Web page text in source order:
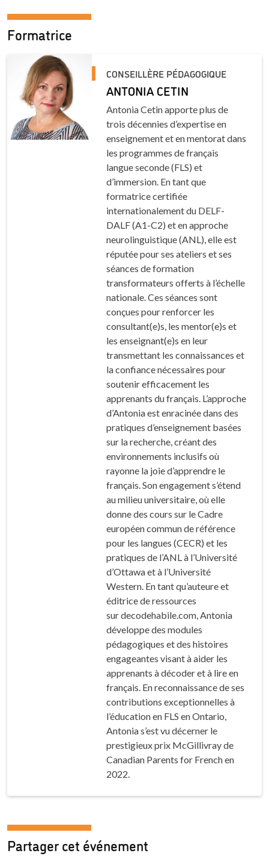
Formatrice
CONSEILLÈRE PÉDAGOGIQUE
ANTONIA CETIN
Antonia Cetin apporte plus de
trois décennies d’expertise en
enseignement et en mentorat dans
les programmes de français
langue seconde (FLS) et
d’immersion. En tant que
formatrice certifiée
internationalement du DELF-
DALF (A1-C2) et en approche
neurolinguistique (ANL), elle est
réputée pour ses ateliers et ses
séances de formation
transformateurs offerts à l’échelle
nationale. Ces séances sont
conçues pour renforcer les
consultant(e)s, les mentor(e)s et
les enseignant(e)s en leur
transmettant les connaissances et
la confiance nécessaires pour
soutenir efficacement les
apprenants du français. L’approche
d’Antonia est enracinée dans des
pratiques d’enseignement basées
sur la recherche, créant des
environnements inclusifs où
rayonne la joie d’apprendre le
français. Son engagement s’étend
au milieu universitaire, où elle
donne des cours sur le Cadre
européen commun de référence
pour les langues (CECR) et les
pratiques de l’ANL à l’Université
d’Ottawa et à l’Université
Western. En tant qu’auteure et
éditrice de ressources
surdecodehabile.com, Antonia
développe des modules
pédagogiques et des histoires
engageantes visant à aider les
apprenants à décoder et à lire en
français. En reconnaissance de ses
contributions exceptionnelles à
l’éducation en FLS en Ontario,
Antonia s’est vu décerner le
prestigieux prix McGillivray de
Canadian Parents for French en
2022.
Partager cet événement